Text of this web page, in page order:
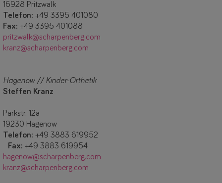
16928 Pritzwalk
Telefon: +49 3395 401080
Fax: +49 3395 401088
pritzwalk@scharpenberg.com
kranz@scharpenberg.com
Hagenow // Kinder-Orthetik
Steffen Kranz
Parkstr. 12a
19230 Hagenow
Telefon: +49 3883 619952
Fax: +49 3883 619954
hagenow@scharpenberg.com
kranz@scharpenberg.com